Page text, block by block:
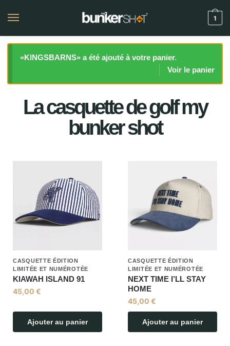
1
«KINGSBARNS» a été ajouté à votre panier.
Voir le panier
La casquette de golf my
bunker shot
CASQUETTE ÉDITION
LIMITÉE ET NUMÉROTÉE
KIAWAH ISLAND 91
45,00 €
Ajouter au panier
CASQUETTE ÉDITION
LIMITÉE ET NUMÉROTÉE
NEXT TIME I’LL STAY
HOME
45,00 €
Ajouter au panier